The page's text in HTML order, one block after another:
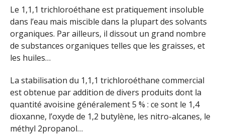
Le 1,1,1 trichloroéthane est pratiquement insoluble
dans l’eau mais miscible dans la plupart des solvants
organiques. Par ailleurs, il dissout un grand nombre
de substances organiques telles que les graisses, et
les huiles…
La stabilisation du 1,1,1 trichloroéthane commercial
est obtenue par addition de divers produits dont la
quantité avoisine généralement 5 % : ce sont le 1,4
dioxanne, l’oxyde de 1,2 butylène, les nitro-alcanes, le
méthyl 2propanol…